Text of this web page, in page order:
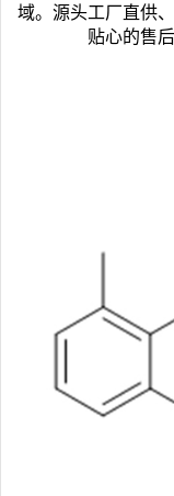
域。源头工厂直供
贴心的售